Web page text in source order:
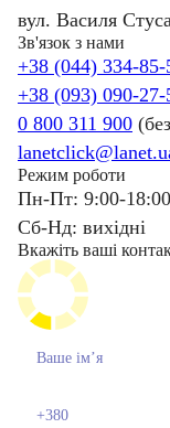
вул. Василя
Зв'язок з нами
+38 (044) 334-85-
+38 (093) 090-27-
0 800 311 900
Режим роботи
Пн-Пт: 9:00-18:00
Сб-Нд: вихідні
Вкажіть ваші